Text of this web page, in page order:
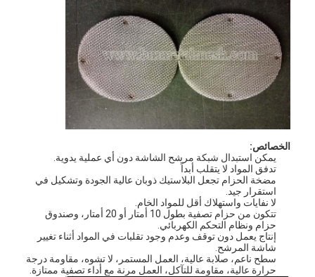
منزل
المنتجات
الخصائص:
يمكن استبدال شبكة مرشح الشاشة دون أي عملية يدوية.
تدفق المواد لا يتقلب أبداً
مضخة الحزام تجعل البلاستيك ذوبان عالية الجودة وتشكيل في
استقرار جيد.
لا نفايات واستهلاك أقل للمواد الخام.
تتكون من حزام تصفية بطول 10 أمتار أو 20 أمتار، وصندوق
حزام ونظام التحكم الكهربائي.
إنتاج يعمل دون توقف وعدم وجود تقلبات في المواد أثناء تغيير
شاشة المرشح.
سطح ناعم، صلابة عالية، العمل المستمر، لا تشوه، مقاومة درجة
حرارة عالية، مقاومة للتآكل، العمل مرنة مع أداء تصفية ممتازة.